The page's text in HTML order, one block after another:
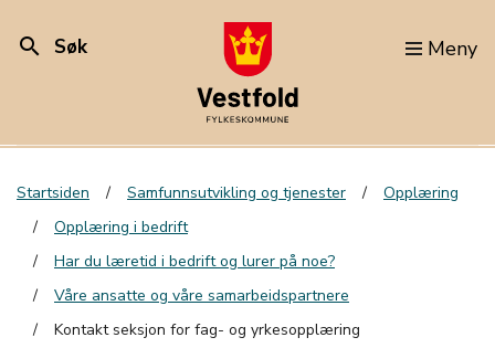
search Søk Meny
Startsiden Samfunnsutvikling og tjenester
Opplæring
Opplæring i bedrift
Har du læretid i bedrift og lurer på noe?
Våre ansatte og våre samarbeidspartnere
Kontakt seksjon for fag- og yrkesopplæring